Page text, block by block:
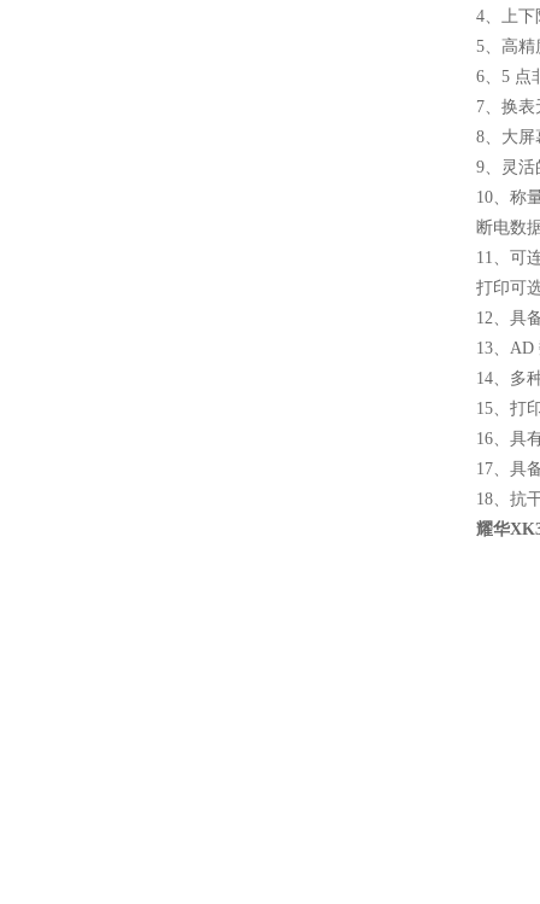
4、上下
5、高精
6、5 点
7、换
8、大屏
9、灵活
10、称
断电数
11、可
打印可
12、具
13、AD
14、多
15、打
16、具
17、具
18、抗
耀华